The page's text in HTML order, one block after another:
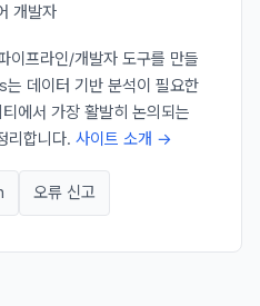
개발자
이프라인/개발자 도구를 만들
데이터 기반 분석이 필요한
에서 가장 활발히 논의되는
리합니다. 사이트 소개 →
오류 신고